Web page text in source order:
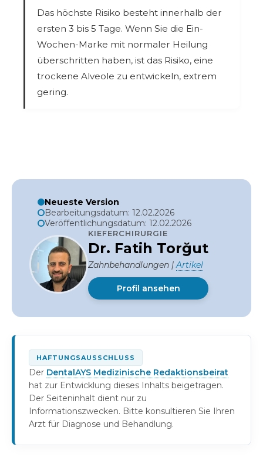
Das höchste Risiko besteht innerhalb der
ersten 3 bis 5 Tage. Wenn Sie die Ein-
Wochen-Marke mit normaler Heilung
überschritten haben, ist das Risiko, eine
trockene Alveole zu entwickeln, extrem
gering.
Neueste Version
Bearbeitungsdatum: 12.02.2026
Veröffentlichungsdatum: 12.02.2026
KIEFERCHIRURGIE
Dr. Fatih Torğut
Zahnbehandlungen |Artikel
Profil ansehen
HAFTUNGSAUSSCHLUSS
Der DentalAYS Medizinische Redaktionsbeirat
hat zur Entwicklung dieses Inhalts beigetragen.
Der Seiteninhalt dient nur zu
Informationszwecken. Bitte konsultieren Sie Ihren
Arzt für Diagnose und Behandlung.